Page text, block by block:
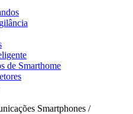
de Smarthome
Smartphones /